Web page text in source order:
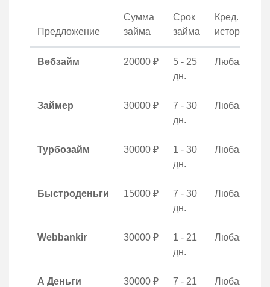
Предложение
Сумма
займа
Срок
займа
Кред.
история
Вебзайм 20000 ₽
5 - 25
дн.
Любая
Займер 30000 ₽
7 - 30
дн.
Любая
Турбозайм 30000 ₽
1 - 30
дн.
Любая
Быстроденьги 15000 ₽
7 - 30
дн.
Любая
Webbankir 30000 ₽
1 - 21
дн.
Любая
А Деньги 30000 ₽
7 - 21
Любая